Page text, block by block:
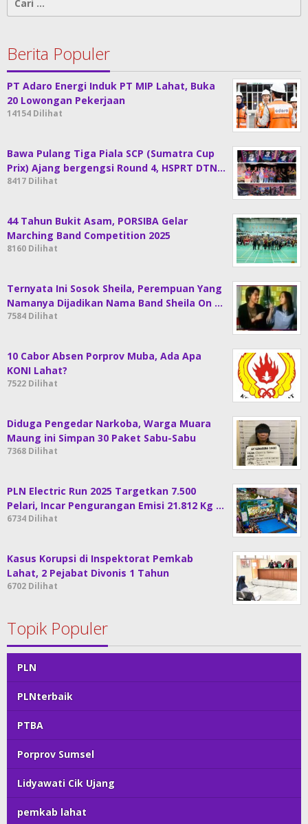
untuk:
Berita Populer
PT Adaro Energi Induk PT MIP Lahat, Buka
20 Lowongan Pekerjaan
14154 Dilihat
Bawa Pulang Tiga Piala SCP (Sumatra Cup
Prix) Ajang bergengsi Round 4, HSPRT DTN…
8417 Dilihat
44 Tahun Bukit Asam, PORSIBA Gelar
Marching Band Competition 2025
8160 Dilihat
Ternyata Ini Sosok Sheila, Perempuan Yang
Namanya Dijadikan Nama Band Sheila On …
7584 Dilihat
10 Cabor Absen Porprov Muba, Ada Apa
KONI Lahat?
7522 Dilihat
Diduga Pengedar Narkoba, Warga Muara
Maung ini Simpan 30 Paket Sabu-Sabu
7368 Dilihat
PLN Electric Run 2025 Targetkan 7.500
Pelari, Incar Pengurangan Emisi 21.812 Kg …
6734 Dilihat
Kasus Korupsi di Inspektorat Pemkab
Lahat, 2 Pejabat Divonis 1 Tahun
6702 Dilihat
Topik Populer
PLN
PLNterbaik
PTBA
Porprov Sumsel
Lidyawati Cik Ujang
pemkab lahat